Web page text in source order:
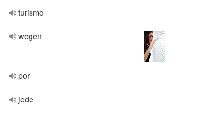
turismo
wegen
por
jede